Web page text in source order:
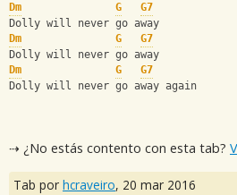
Dm
G
G7
Dolly will never go away
Dm
G
G7
Dolly will never go away
Dm
G
G7
Dolly will never go away again
⇢ ¿No estás contento con esta tab?
Tab por hcraveiro, 20 mar 2016